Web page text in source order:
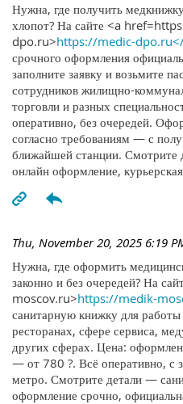
Нужна, где получить
хлопот? На сайте <a
dpo.ru>https://medic-
срочного оформления
заполните заявку и возьмите
сотрудников жилищно-
торговли и разных
оперативно, без очередей.
согласно требованиям — с
ближайшей станции.
онлайн оформление,
Thu, November 20, 2025 6:19
Нужна, где оформить
законно и без очередей? На
moscov.ru>https://medik-
санитарную книжку для работы
ресторанах, сфере сервиса,
других сферах. Цена:
— от 780 ?. Всё оперативно, с
метро. Смотрите детали —
оформление срочно,